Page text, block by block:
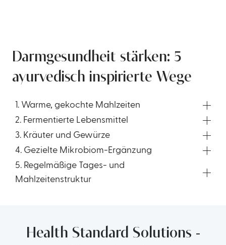
Darmgesundheit stärken: 5
ayurvedisch inspirierte Wege
1. Warme, gekochte Mahlzeiten
2. Fermentierte Lebensmittel
3. Kräuter und Gewürze
4. Gezielte Mikrobiom-Ergänzung
5. Regelmäßige Tages- und
Mahlzeitenstruktur
Health Standard Solutions -